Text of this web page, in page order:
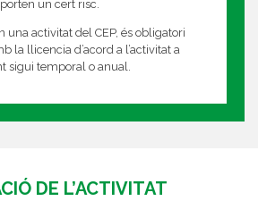
un cert risc.
una activitat del CEP, és obligatori
la llicencia d’acord a l’activitat a
sigui temporal o anual.
DE L’ACTIVITAT